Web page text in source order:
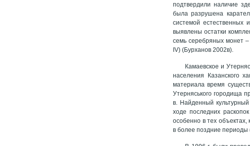
подтвердили наличие
была разрушена
системой естественных
выявлены остатки
семь серебряных монет
IV) (Бурханов 2002в).
Камаевское и
населения Казанского
материала время
Утерняського городища
в. Найденный
ходе последних
особенно в тех
в более поздние периоды